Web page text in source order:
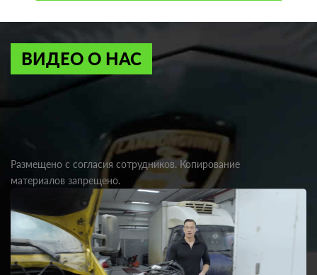
ВИДЕО О НАС
Размещено с согласия сотрудников. Копирование
материалов запрещено.